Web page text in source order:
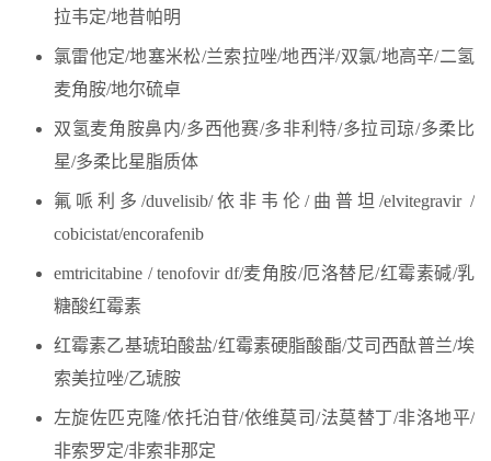
拉韦定/地昔帕明
氯雷他定/地塞米松/兰索拉唑/地西泮/双氯/地高辛/二氢
麦角胺/地尔硫卓
双氢麦角胺鼻内/多西他赛/多非利特/多拉司琼/多柔比
星/多柔比星脂质体
氟哌利多/duvelisib/依非韦伦/曲普坦/elvitegravir /
cobicistat/encorafenib
emtricitabine / tenofovir df/麦角胺/厄洛替尼/红霉素碱/乳
糖酸红霉素
红霉素乙基琥珀酸盐/红霉素硬脂酸酯/艾司西酞普兰/埃
索美拉唑/乙琥胺
左旋佐匹克隆/依托泊苷/依维莫司/法莫替丁/非洛地平/
非索罗定/非索非那定